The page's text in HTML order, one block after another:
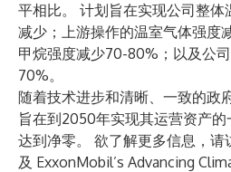
平相比。 计划旨在实现公司整
减少；上游操作的温室气体强度
甲烷强度减少70-80%；以及公
70%。
随着技术进步和清晰、一致的政
旨在到2050年实现其运营资产
达到净零。 欲了解更多信息，请
及 ExxonMobil’s Advancing